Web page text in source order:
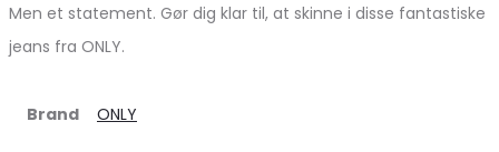
Men et statement. Gør dig klar til, at skinne i disse fantastiske
jeans fra ONLY.
Brand ONLY